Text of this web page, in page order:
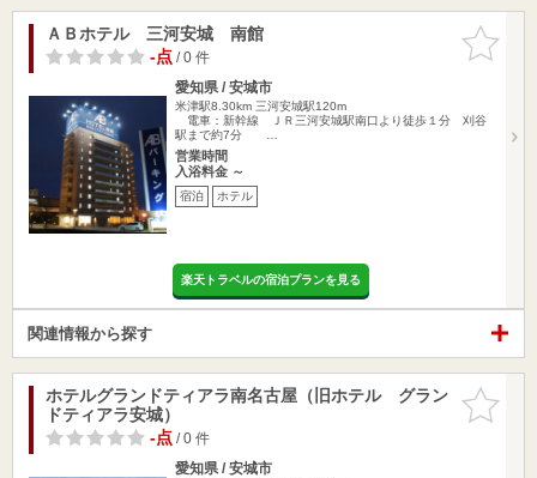
お気に入
りに追加
ＡＢホテル 三河安城 南館
-点/ 0 件
愛知県 / 安城市
米津駅8.30km 三河安城駅120m
電車：新幹線 ＪＲ三河安城駅南口より徒歩１分 刈谷
駅まで約7分 …
営業時間
入浴料金 ～
宿泊 ホテル
楽天トラベルの宿泊プランを見る
関連情報から探す
お気に入
りに追加
ホテルグランドティアラ南名古屋（旧ホテル グラン
ドティアラ安城）
-点/ 0 件
愛知県 / 安城市